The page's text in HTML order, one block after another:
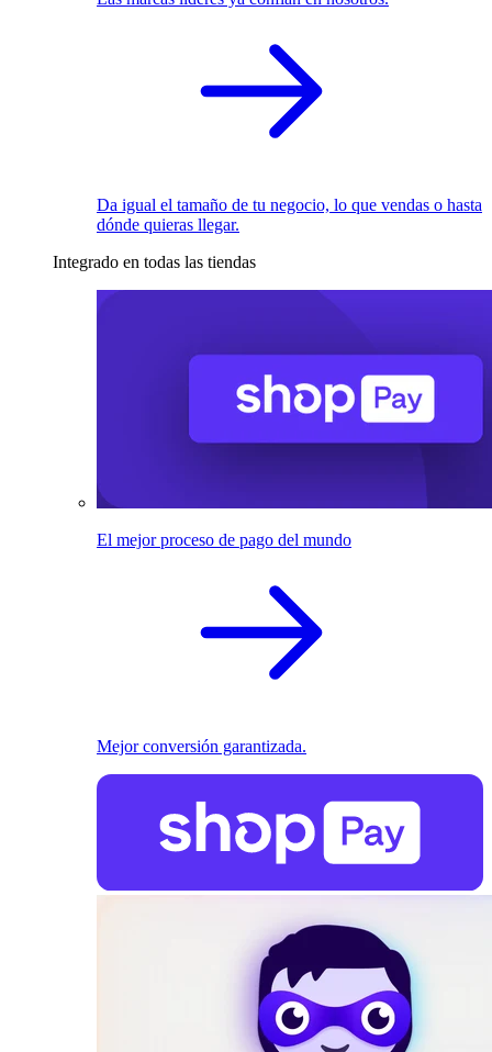
Da igual el tamaño de tu negocio, lo que vendas o hasta
dónde quieras llegar.
Integrado en todas las tiendas
El mejor proceso de pago del mundo
Mejor conversión garantizada.